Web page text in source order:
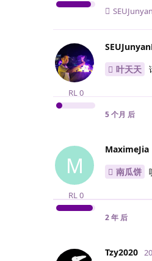
RL0
叶天天
5 个月 后
M
MaximeJia
RL0
南瓜饼
2 年 后
Tzy2020